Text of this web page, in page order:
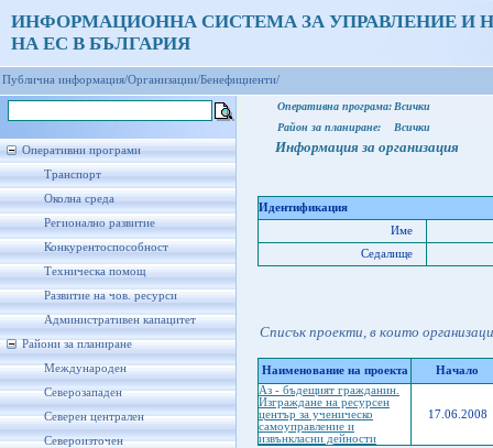
ИНФОРМАЦИОННА СИСТЕМА ЗА УПРАВЛЕНИЕ И
НА ЕС В БЪЛГАРИЯ
Публична информация/Организации/Бенефициенти/
Оперативни програми
Транспорт
Околна среда
Регионално развитие
Конкурентоспособност
Техническа помощ
Развитие на чов. ресурси
Административен капацитет
Райони за планиране
Международен
Северозападен
Северен централен
Североизточен
Оперативна програма: Всички
Район за планиране:
Всички
Информация за организация
Идентификация
Име
Седалище
Списък проекти, в които
Наименование на проекта
Начало
Аз - бъдещият гражданин.
Изграждане на ресурсен
център за ученическо
самоуправление и
извънкласни дейности
17.06.2008